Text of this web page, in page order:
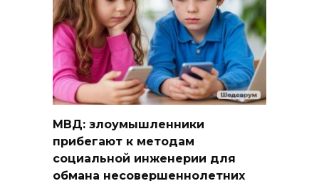
МВД: злоумышленники
прибегают к методам
социальной инженерии для
обмана несовершеннолетних